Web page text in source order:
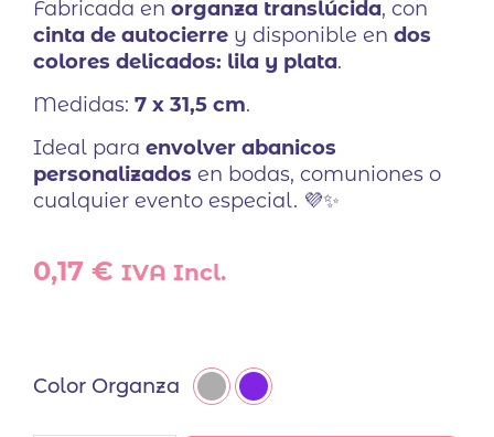
Fabricada en organza translúcida, con
cinta de autocierre y disponible en dos
colores delicados: lila y plata.
Medidas: 7 x 31,5 cm.
Ideal para envolver abanicos
personalizados en bodas, comuniones o
cualquier evento especial. 💜✨
0,17 € IVA Incl.
Color Organza